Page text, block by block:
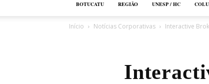
BOTUCATU REGIÃO UNESP / HC
Início Notícias Corporativas Interactive